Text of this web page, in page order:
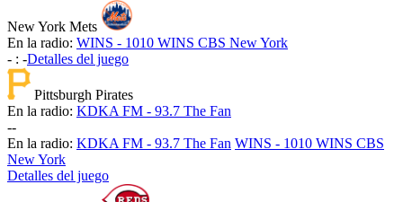
New York Mets
En la radio: WINS - 1010 WINS CBS New York
- : -Detalles del juego
Pittsburgh Pirates
En la radio: KDKA FM - 93.7 The Fan
--
En la radio: KDKA FM - 93.7 The Fan WINS - 1010 WINS CBS
New York
Detalles del juego